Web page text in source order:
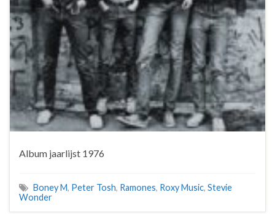
Album jaarlijst 1976
Boney M, Peter Tosh, Ramones, Roxy Music, Stevie
Wonder